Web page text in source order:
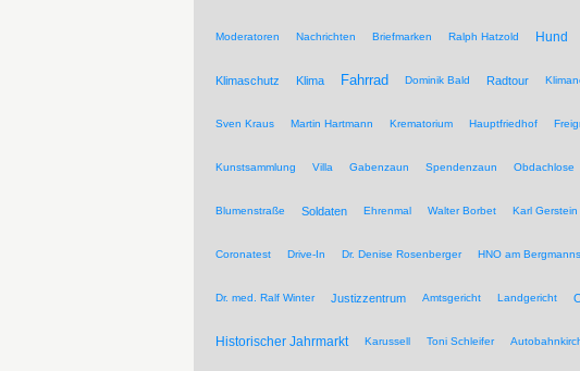
Moderatoren Nachrichten Briefmarken Ralph Hatzold Hund
Klimaschutz Klima Fahrrad Dominik Bald Radtour
Sven Kraus Martin Hartmann Krematorium Hauptfriedhof
Kunstsammlung Villa Gabenzaun Spendenzaun Obdachlose
Blumenstraße Soldaten Ehrenmal Walter Borbet Karl Gerstein
Coronatest Drive-In Dr. Denise Rosenberger HNO am
Dr. med. Ralf Winter Justizzentrum Amtsgericht Landgericht
Historischer Jahrmarkt Karussell Toni Schleifer